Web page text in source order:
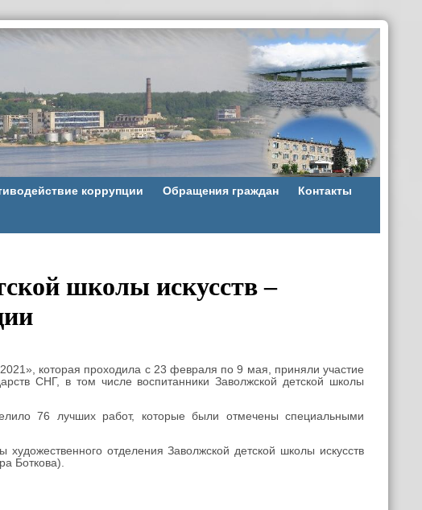
коррупции Обращения граждан Контакты
школы искусств –
которая проходила с 23 февраля по 9 мая, приняли участие
СНГ, в том числе воспитанники Заволжской детской школы
76 лучших работ, которые были отмечены специальными
отделения Заволжской детской школы искусств
Боткова).